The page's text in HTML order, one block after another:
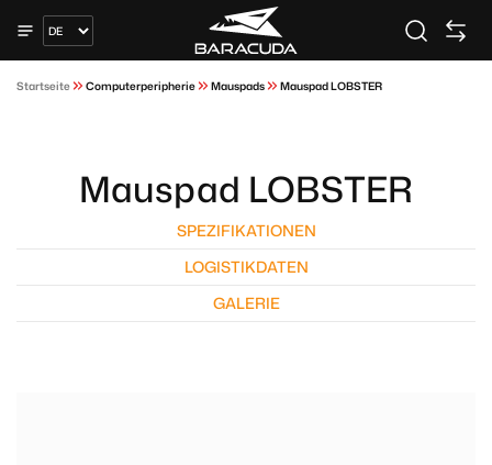
Startseite Computerperipherie Mauspads Mauspad LOBSTER
Mauspad LOBSTER
SPEZIFIKATIONEN
LOGISTIKDATEN
GALERIE